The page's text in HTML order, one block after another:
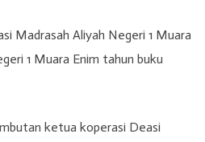
Madrasah Aliyah Negeri 1 Muara
1 Muara Enim tahun buku
ketua koperasi Deasi